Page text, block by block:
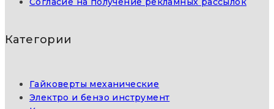
Категории
Гайковерты механические
Электро и бензо инструмент